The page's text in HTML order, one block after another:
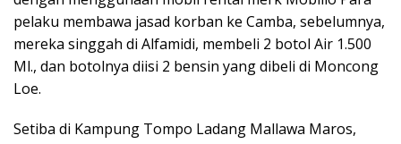
pelaku membawa jasad korban ke Camba, sebelumnya,
mereka singgah di Alfamidi, membeli 2 botol Air 1.500
Ml., dan botolnya diisi 2 bensin yang dibeli di Moncong
Loe.
Setiba di Kampung Tompo Ladang Mallawa Maros,